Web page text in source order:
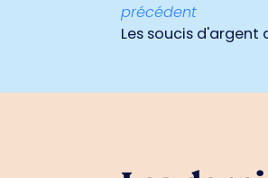
précédent
Les soucis d'argent